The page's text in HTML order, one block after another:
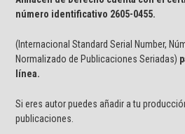
número identificativo 2605-0455.
(Internacional Standard Serial Number,
Normalizado de Publicaciones Seriadas)
línea.
Si eres autor puedes añadir a tu
publicaciones.